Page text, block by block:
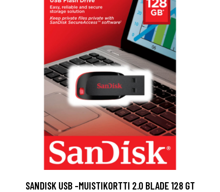
SANDISK USB -MUISTIKORTTI 2.0 BLADE 128 GT